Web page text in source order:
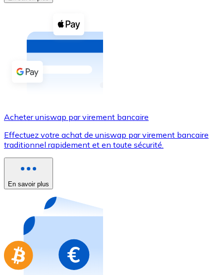
Coupons crypto
Achetez des cryptomonnaies en espèces et d'autres
Acheter avec espèces
Virement SEPA
Utilisez les cartes Visa et Mastercard pour acheter
Acheter avec carte
Nouveau
Achetez des cartes-cadeaux de vos marques
Aller à la boutique de cartes-cadeaux
Acheter uniswap par virement bancaire
Effectuez votre achat de uniswap par virement bancaire
traditionnel rapidement et en toute sécurité.
En savoir plus